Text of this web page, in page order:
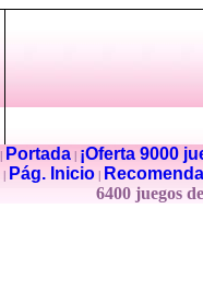
Portada|
¡Oferta 9000
Pág. Inicio
6400 juegos